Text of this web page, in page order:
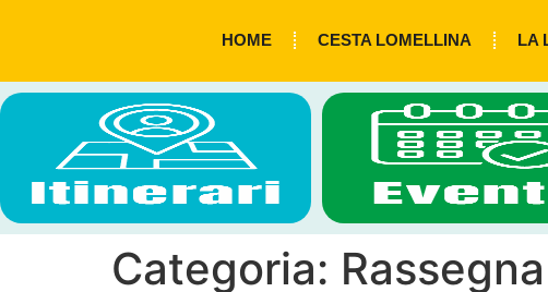
HOME CESTA LOMELLINA LA
Categoria: